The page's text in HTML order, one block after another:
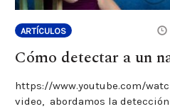
ARTÍCULOS
Cómo detectar a un
https://www.youtube.com/
video, abordamos la